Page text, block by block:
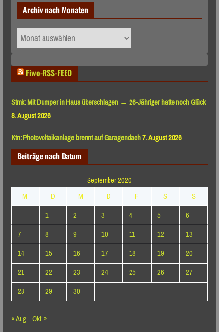
Archiv nach Monaten
Archiv
nach
Fiwo-RSS-FEED
Stmk: Mit Dumper in Haus überschlagen → 26-Jähriger hatte noch Glück
8. August 2026
Ktn: Photovoltaikanlage brennt auf Garagendach7. August 2026
Beiträge nach Datum
September 2020
M
D M D F S
S
1
2 3 4 5
6
7
8 9 10 11 12
13
14
15 16 17 18 19
20
21
22 23 24 25 26
27
28
29
30
« Aug. Okt. »